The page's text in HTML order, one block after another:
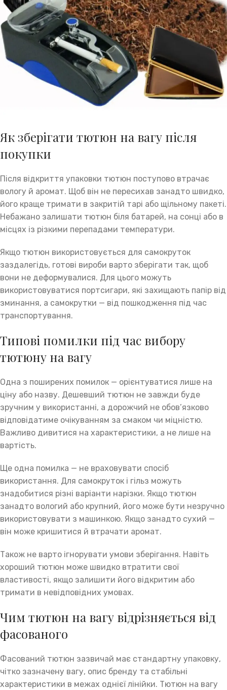
Як зберігати тютюн на вагу після
покупки
Після відкриття упаковки тютюн поступово втрачає
вологу й аромат. Щоб він не пересихав занадто швидко,
його краще тримати в закритій тарі або щільному пакеті.
Небажано залишати тютюн біля батарей, на сонці або в
місцях із різкими перепадами температури.
Якщо тютюн використовується для самокруток
заздалегідь, готові вироби варто зберігати так, щоб
вони не деформувалися. Для цього можуть
використовуватися портсигари, які захищають папір від
зминання, а самокрутки — від пошкодження під час
транспортування.
Типові помилки під час вибору
тютюну на вагу
Одна з поширених помилок — орієнтуватися лише на
ціну або назву. Дешевший тютюн не завжди буде
зручним у використанні, а дорожчий не обов’язково
відповідатиме очікуванням за смаком чи міцністю.
Важливо дивитися на характеристики, а не лише на
вартість.
Ще одна помилка — не враховувати спосіб
використання. Для самокруток і гільз можуть
знадобитися різні варіанти нарізки. Якщо тютюн
занадто вологий або крупний, його може бути незручно
використовувати з машинкою. Якщо занадто сухий —
він може кришитися й втрачати аромат.
Також не варто ігнорувати умови зберігання. Навіть
хороший тютюн може швидко втратити свої
властивості, якщо залишити його відкритим або
тримати в невідповідних умовах.
Чим тютюн на вагу відрізняється від
фасованого
Фасований тютюн зазвичай має стандартну упаковку,
чітко зазначену вагу, опис бренду та стабільні
характеристики в межах однієї лінійки. Тютюн на вагу